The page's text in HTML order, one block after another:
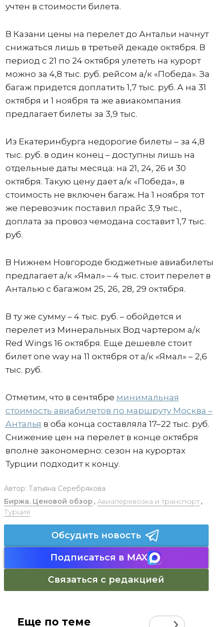
учтен в стоимости билета.
В Казани цены на перелет до Антальи начнут
снижаться лишь в третьей декаде октября. В
период с 21 по 24 октября улететь на курорт
можно за 4,8 тыс. руб. рейсом а/к «Победа». За
багаж придется доплатить 1,7 тыс. руб. А на 31
октября и 1 ноября та же авиакомпания
предлагает билеты за 3,9 тыс.
Из Екатеринбурга недорогие билеты – за 4,8
тыс. руб. в один конец – доступны лишь на
отдельные даты месяца: на 21, 24, 26 и 30
октября. Такую цену дает а/к «Победа», в
стоимость не включен багаж. На 1 ноября тот
же перевозчик поставил прайс 3,9 тыс.,
доплата за провоз чемодана составит 1,7 тыс.
руб.
В Нижнем Новгороде бюджетные авиабилеты
предлагает а/к «Ямал» – 4 тыс. стоит перелет в
Анталью с багажом 25, 26, 28, 29 октября.
В ту же сумму – 4 тыс. руб. – обойдется и
перелет из Минеральных Вод чартером а/к
Red Wings 16 октября. Еще дешевле стоит
билет one way на 11 октября от а/к «Ямал» – 2,6
тыс. руб.
Отметим, что в сентябре минимальная
стоимость авиабилетов по маршруту Москва –
Анталья в оба конца составляла 17–22 тыс. руб.
Снижение цен на перелет в конце октября
вполне закономерно: сезон на курортах
Турции подходит к концу.
Автор: Татьяна Серебрякова
Биржа. Ценовой обзор , Авиаперевозка и транспорт,
Турция
Обсудить новость
Подписаться в MAX
Связаться с редакцией
Еще по теме